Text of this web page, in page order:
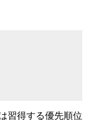
習得する優先順位